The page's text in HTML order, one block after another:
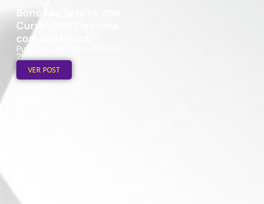
Boné Aba Reta vs. Aba
Curva: Qual Combina
com Sua Marca
Publicado em: 1 de agosto de
2026
VER POST